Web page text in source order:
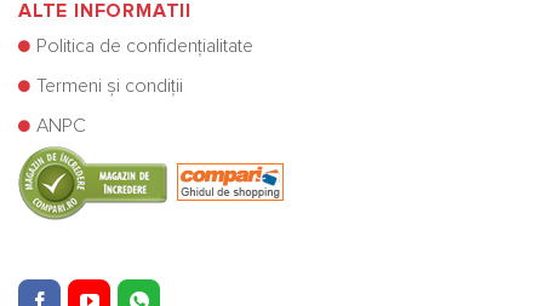
ALTE INFORMATII
Politica de confidențialitate
Termeni și condiții
ANPC